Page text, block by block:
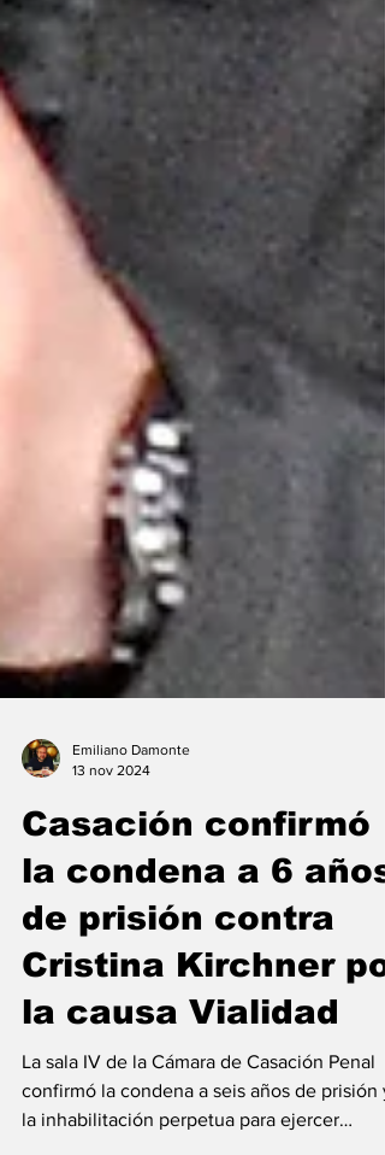
13 nov 2024
Casación confirmó
la condena a 6 años
de prisión contra
Cristina Kirchner
la causa Vialidad
La sala IV de la Cámara de Casación Penal
confirmó la condena a seis años de prisión y